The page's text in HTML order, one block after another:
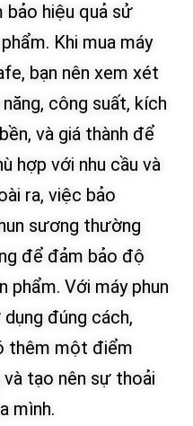
bảo hiệu quả sử
Khi mua máy
bạn nên xem xét
công suất, kích
và giá thành để
hợp với nhu cầu và
ra, việc bảo
sương thường
để đảm bảo độ
phẩm. Với máy phun
đúng cách,
thêm một điểm
và tạo nên sự thoải
mình.